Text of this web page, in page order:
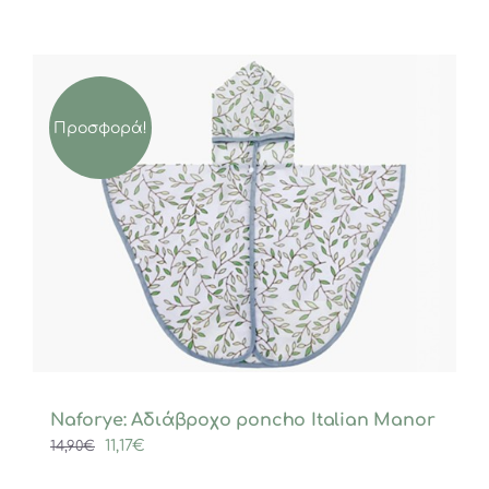
Προσφορά!
Naforye: Αδιάβροχο poncho Italian Manor
14,90€
Original
11,17€